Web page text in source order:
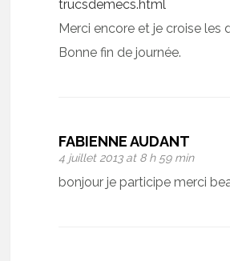
trucsdemecs.html
Merci encore et je croise les
Bonne fin de journée.
FABIENNE AUDANT
4 juillet 2013 at 8 h 59 min
bonjour je participe merci